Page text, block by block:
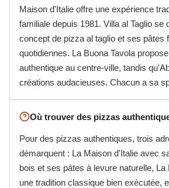
Maison d'Italie offre une expérience
familiale depuis 1981. Villa al Taglio se
concept de pizza al taglio et ses pâtes
quotidiennes. La Buona Tavola
authentique au centre-ville, tandis
créations audacieuses. Chacun a sa
Où trouver des pizzas
Pour des pizzas authentiques, trois
démarquent : La Maison d'Italie avec
bois et ses pâtes à levure naturelle, La
une tradition classique bien exécutée,